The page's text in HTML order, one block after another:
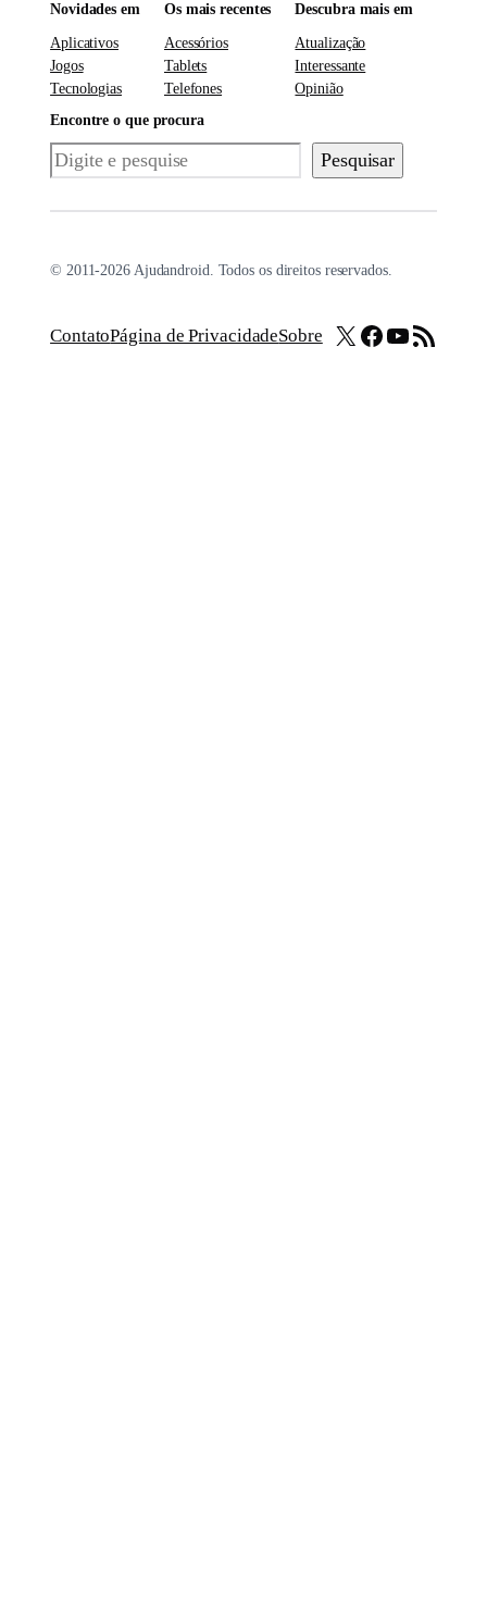
Novidades em
Aplicativos
Jogos
Tecnologias
Os mais recentes
Acessórios
Tablets
Telefones
Descubra mais em
Atualização
Interessante
Opinião
Encontre o que procura
Pesquisar Pesquisar
© 2011-2026 Ajudandroid. Todos os direitos reservados.
ContatoPágina de PrivacidadeSobre X Facebook
Youtube
Feed RSS